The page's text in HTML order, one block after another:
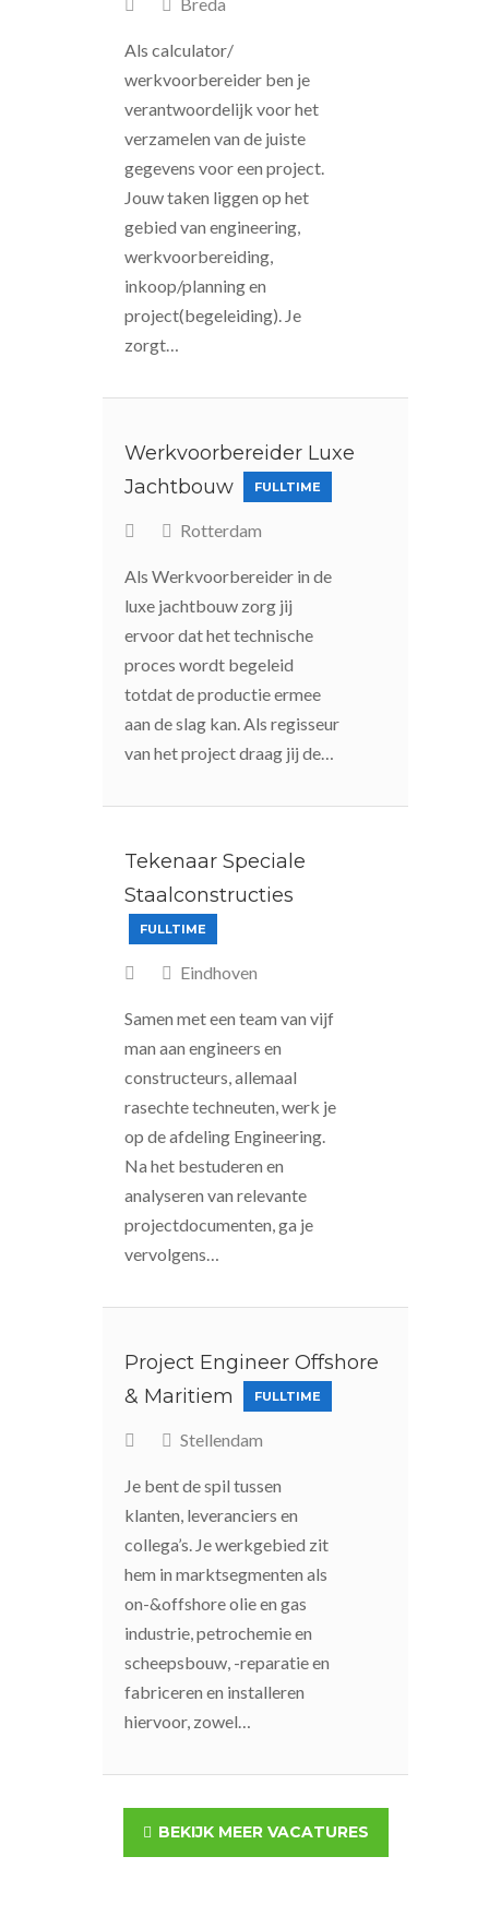
Als calculator/
werkvoorbereider ben je
verantwoordelijk voor het
verzamelen van de juiste
gegevens voor een project.
Jouw taken liggen op het
gebied van engineering,
werkvoorbereiding,
inkoop/planning en
project(begeleiding). Je
zorgt…
Werkvoorbereider Luxe
Jachtbouw
FULLTIME
Rotterdam
Als Werkvoorbereider in de
luxe jachtbouw zorg jij
ervoor dat het technische
proces wordt begeleid
totdat de productie ermee
aan de slag kan. Als regisseur
van het project draag jij de…
Tekenaar Speciale
Staalconstructies
FULLTIME
Eindhoven
Samen met een team van vijf
man aan engineers en
constructeurs, allemaal
rasechte techneuten, werk je
op de afdeling Engineering.
Na het bestuderen en
analyseren van relevante
projectdocumenten, ga je
vervolgens…
Project Engineer Offshore
& Maritiem
FULLTIME
Stellendam
Je bent de spil tussen
klanten, leveranciers en
collega’s. Je werkgebied zit
hem in marktsegmenten als
on-&offshore olie en gas
industrie, petrochemie en
scheepsbouw, -reparatie en
fabriceren en installeren
hiervoor, zowel…
BEKIJK MEER VACATURES